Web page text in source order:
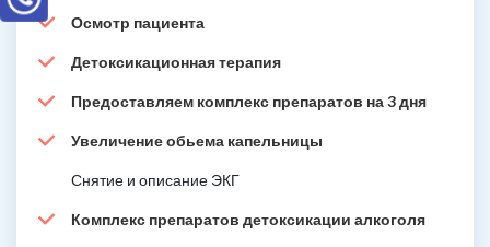
Осмотр пациента
Детоксикационная терапия
Предоставляем комплекс препаратов на 3 дня
Увеличение обьема капельницы
Снятие и описание ЭКГ
Комплекс препаратов детоксикации алкоголя